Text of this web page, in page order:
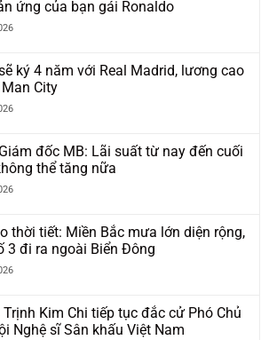
ứng của bạn gái Ronaldo
ký 4 năm với Real Madrid, lương cao
City
đốc MB: Lãi suất từ nay đến cuối
thể tăng nữa
thời tiết: Miền Bắc mưa lớn diện rộng,
3 đi ra ngoài Biển Đông
Trịnh Kim Chi tiếp tục đắc cử Phó Chủ
Nghệ sĩ Sân khấu Việt Nam